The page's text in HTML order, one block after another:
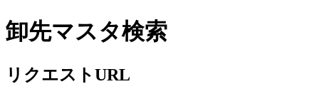
卸先マスタ検索
リクエストURL